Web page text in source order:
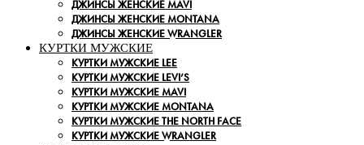
ДЖИНСЫ ЖЕНСКИЕ MAVI
ДЖИНСЫ ЖЕНСКИЕ MONTANA
ДЖИНСЫ ЖЕНСКИЕ WRANGLER
КУРТКИ МУЖСКИЕ
КУРТКИ МУЖСКИЕ LEE
КУРТКИ МУЖСКИЕ LEVI’S
КУРТКИ МУЖСКИЕ MAVI
КУРТКИ МУЖСКИЕ MONTANA
КУРТКИ МУЖСКИЕ THE NORTH FACE
КУРТКИ МУЖСКИЕ WRANGLER